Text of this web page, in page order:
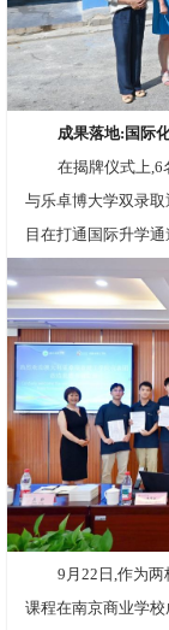
成果落地:国际
在揭牌仪式上,6
与乐卓博大学双录
目在打通国际升学通
9月22日,作为
课程在南京商业学